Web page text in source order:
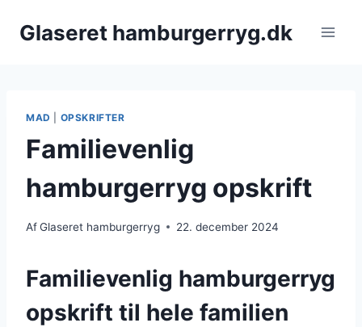
Glaseret hamburgerryg.dk
MAD OPSKRIFTER
Familievenlig
hamburgerryg opskrift
AfGlaseret hamburgerryg 22. december 2024
Familievenlig hamburgerryg
opskrift til hele familien